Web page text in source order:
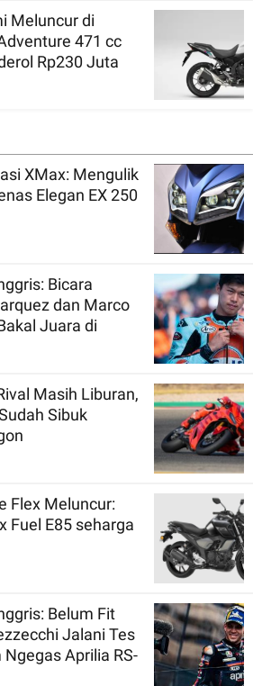
Meluncur di
471 cc
Rp230 Juta
XMax: Mengulik
Elegan EX 250
Bicara
dan Marco
Juara di
Masih Liburan,
Sibuk
Flex Meluncur:
Fuel E85 seharga
Belum Fit
Jalani Tes
Aprilia RS-